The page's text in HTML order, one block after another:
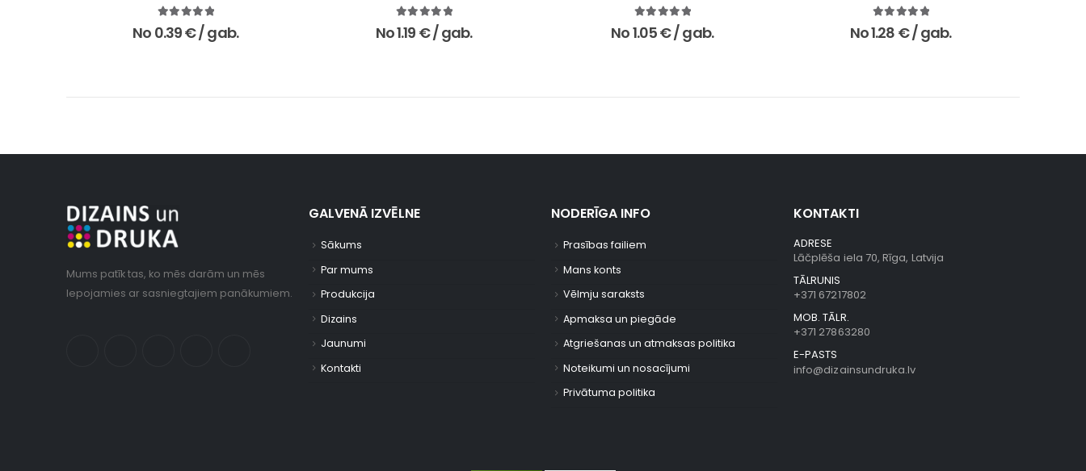
5.00no 5
No 0.39€/ gab. 5.00 no 5
No1.19 €/ gab. 5.00no 5
No1.05€/ gab. 5.00 no 5
No1.28 €/ gab.
Mums patīk tas, ko mēs darām un mēs
lepojamies ar sasniegtajiem panākumiem.
GALVENĀ IZVĒLNE
Sākums
Par mums
Produkcija
Dizains
Jaunumi
Kontakti
NODERĪGA INFO
Prasības failiem
Mans konts
Vēlmju saraksts
Apmaksa un piegāde
Atgriešanas un atmaksas politika
Noteikumi un nosacījumi
Privātuma politika
KONTAKTI
ADRESE
Lāčplēša iela 70, Rīga, Latvija
TĀLRUNIS
+371 67217802
MOB. TĀLR.
+371 27863280
E-PASTS
info@dizainsundruka.lv